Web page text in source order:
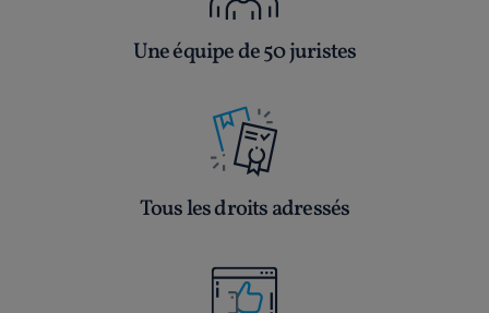
Une équipe de 50 juristes
Tous les droits adressés